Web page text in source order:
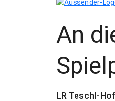
An
LR Teschl-